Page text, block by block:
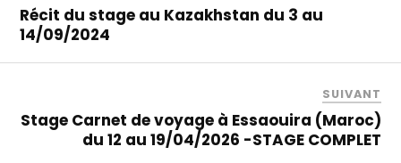
Récit du stage au Kazakhstan du 3 au
14/09/2024
SUIVANT
Stage Carnet de voyage à Essaouira (Maroc)
du 12 au 19/04/2026 -STAGE COMPLET